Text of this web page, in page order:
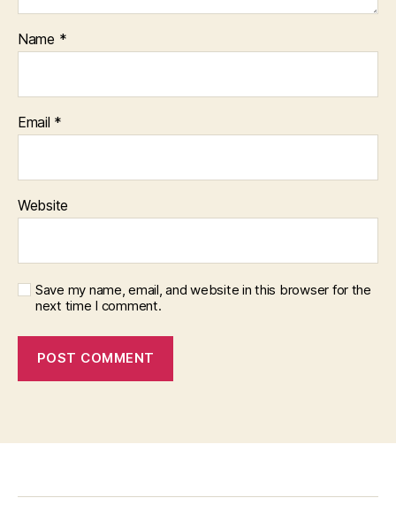
Name *
Email *
Website
Save my name, email, and website in this browser for the
next time I comment.